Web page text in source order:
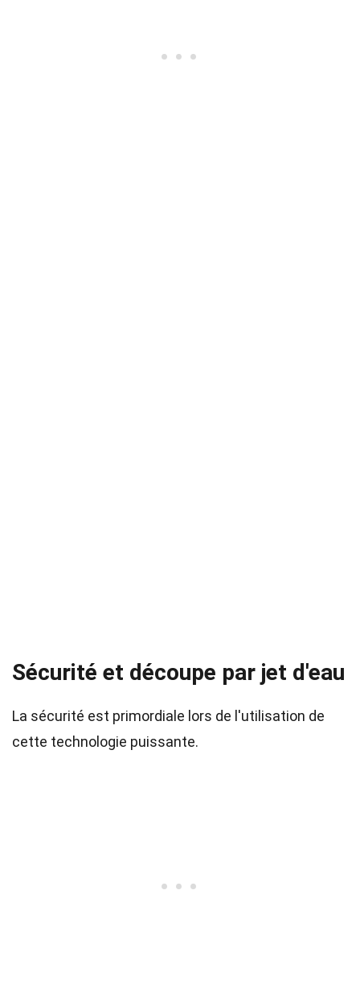
Sécurité et découpe par jet d'eau
La sécurité est primordiale lors de l'utilisation de
cette technologie puissante.